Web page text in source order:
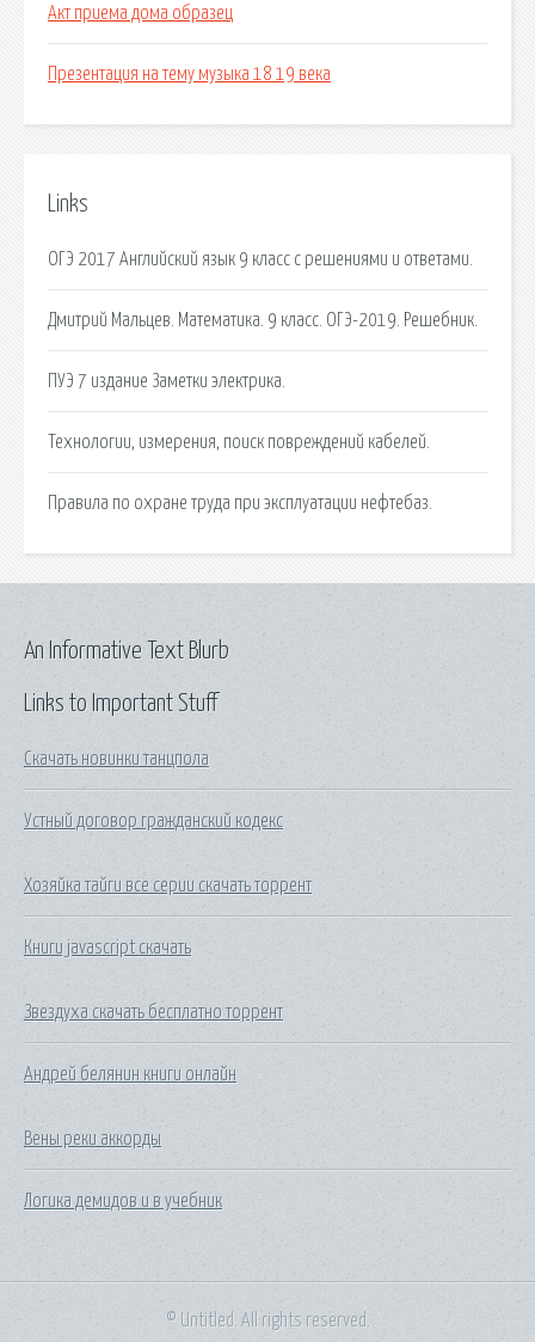
Акт приема дома образец
Презентация на тему музыка 18 19 века
Links
ОГЭ 2017 Английский язык 9 класс с решениями и ответами.
Дмитрий Мальцев. Математика. 9 класс. ОГЭ-2019. Решебник.
ПУЭ 7 издание Заметки электрика.
Технологии, измерения, поиск повреждений кабелей.
Правила по охране труда при эксплуатации нефтебаз.
Links to Important Stuff
Скачать новинки танцпола
Устный договор гражданский кодекс
Хозяйка тайги все серии скачать торрент
Книги javascript скачать
Звездуха скачать бесплатно торрент
Андрей белянин книги онлайн
Вены реки аккорды
Логика демидов и в учебник
An Informative Text Blurb
© Untitled. All rights reserved.